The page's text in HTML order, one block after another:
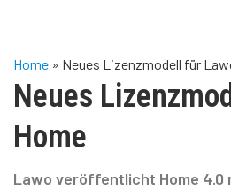
Home » Neues Lizenzmodell für
Neues
Home
Lawo veröffentlicht Home